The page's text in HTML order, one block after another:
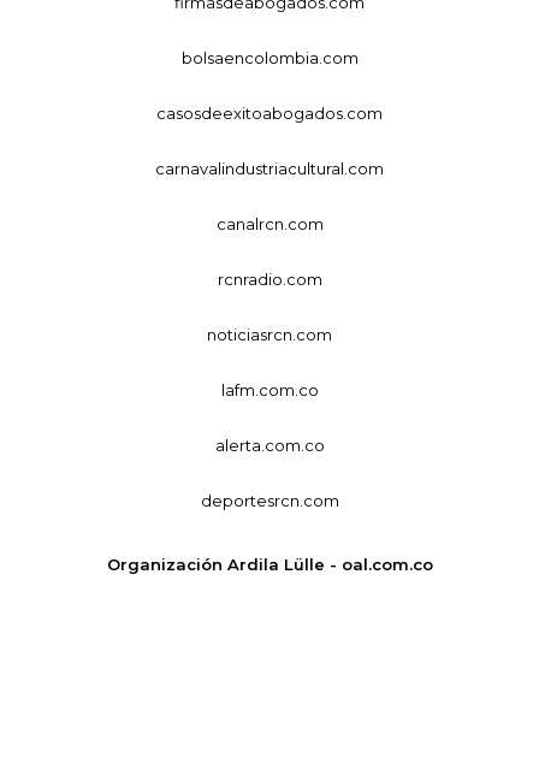
bolsaencolombia.com
casosdeexitoabogados.com
carnavalindustriacultural.com
canalrcn.com
rcnradio.com
noticiasrcn.com
lafm.com.co
alerta.com.co
deportesrcn.com
Organización Ardila Lülle - oal.com.co